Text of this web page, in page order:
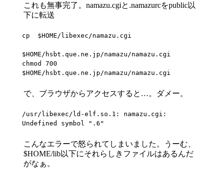
これも無事完了。namazu.cgiと.namazurcをpublic以
下に転送
cp  $HOME/libexec/namazu.cgi
$HOME/hsbt.que.ne.jp/namazu/namazu.cgi
chmod 700
$HOME/hsbt.que.ne.jp/namazu/namazu.cgi
で、ブラウザからアクセスすると…。ダメー。
/usr/libexec/ld-elf.so.1: namazu.cgi:
Undefined symbol ".6"
こんなエラーで怒られてしまいました。うーむ、
$HOME/lib以下にそれらしきファイルはあるんだ
がなぁ。